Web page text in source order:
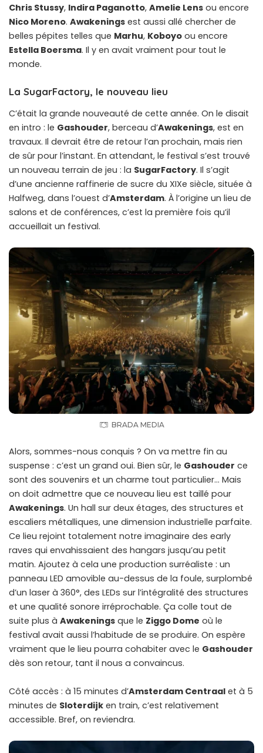
Chris Stussy, Indira Paganotto, Amelie Lens ou encore
Nico Moreno. Awakenings est aussi allé chercher de
belles pépites telles que Marhu, Koboyo ou encore
Estella Boersma. Il y en avait vraiment pour tout le
monde.
La SugarFactory, le nouveau lieu
C’était la grande nouveauté de cette année. On le disait
en intro : le Gashouder, berceau d’Awakenings, est en
travaux. Il devrait être de retour l’an prochain, mais rien
de sûr pour l’instant. En attendant, le festival s’est trouvé
un nouveau terrain de jeu : la SugarFactory. Il s’agit
d’une ancienne raffinerie de sucre du XIXe siècle, située à
Halfweg, dans l’ouest d’Amsterdam. À l’origine un lieu de
salons et de conférences, c’est la première fois qu’il
accueillait un festival.
BRADA MEDIA
Alors, sommes-nous conquis ? On va mettre fin au
suspense : c’est un grand oui. Bien sûr, le Gashouder ce
sont des souvenirs et un charme tout particulier… Mais
on doit admettre que ce nouveau lieu est taillé pour
Awakenings. Un hall sur deux étages, des structures et
escaliers métalliques, une dimension industrielle parfaite.
Ce lieu rejoint totalement notre imaginaire des early
raves qui envahissaient des hangars jusqu’au petit
matin. Ajoutez à cela une production surréaliste : un
panneau LED amovible au-dessus de la foule, surplombé
d’un laser à 360°, des LEDs sur l’intégralité des structures
et une qualité sonore irréprochable. Ça colle tout de
suite plus à Awakenings que le Ziggo Dome où le
festival avait aussi l’habitude de se produire. On espère
vraiment que le lieu pourra cohabiter avec le Gashouder
dès son retour, tant il nous a convaincus.
Côté accès : à 15 minutes d’Amsterdam Centraal et à 5
minutes de Sloterdijk en train, c’est relativement
accessible. Bref, on reviendra.